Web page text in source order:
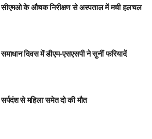
सीएमओ के औचक निरीक्षण से अस्पताल में मची हलचल
समाधान दिवस में डीएम-एसएसपी ने सुनीं फरियादें
सर्पदंश से महिला समेत दो की मौत